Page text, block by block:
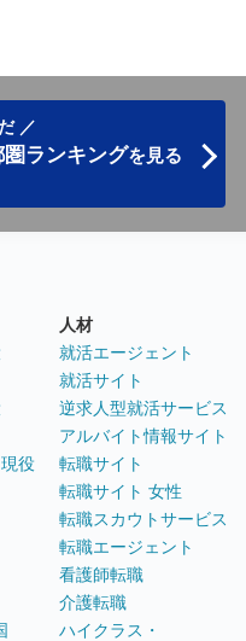
／
ランキングを見る
役
人材
就活エージェント
就活サイト
逆求人型就活サービス
アルバイト情報サイト
転職サイト
転職サイト 女性
転職スカウトサービス
転職エージェント
看護師転職
介護転職
ハイクラス・